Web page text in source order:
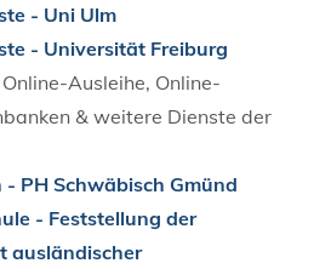
- Uni Ulm
- Universität Freiburg
Ausleihe, Online-
& weitere Dienste der
PH Schwäbisch Gmünd
- Feststellung der
ausländischer